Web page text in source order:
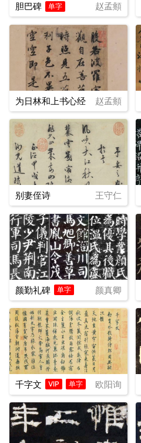
胆巴碑 单字 赵孟頫
为日林和上书心经 赵孟頫
别妻侄诗 王守仁
颜勤礼碑 单字 颜真卿
千字文 VIP 单字 欧阳询